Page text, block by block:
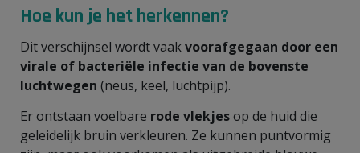
Hoe kun je het herkennen?
Dit verschijnsel wordt vaakvoorafgegaan door een
virale of bacteriële infectie van de bovenste
luchtwegen (neus, keel, luchtpijp).
Er ontstaan voelbare rode vlekjesop de huid die
geleidelijk bruin verkleuren. Ze kunnen puntvormig